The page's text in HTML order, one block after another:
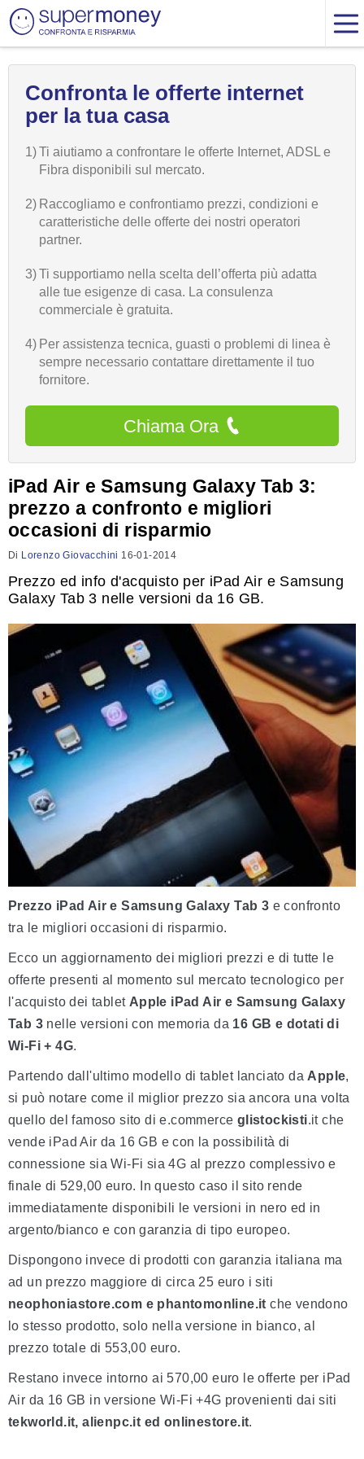
Confronta le offerte internet
per la tua casa
1)Ti aiutiamo a confrontare le offerte Internet, ADSL e
Fibra disponibili sul mercato.
2) Raccogliamo e confrontiamo prezzi, condizioni e
caratteristiche delle offerte dei nostri operatori
partner.
3)Ti supportiamo nella scelta dell’offerta più adatta
alle tue esigenze di casa. La consulenza
commerciale è gratuita.
4) Per assistenza tecnica, guasti o problemi di linea è
sempre necessario contattare direttamente il tuo
fornitore.
Chiama Ora
iPad Air e Samsung Galaxy Tab 3:
prezzo a confronto e migliori
occasioni di risparmio
Di Lorenzo Giovacchini 16-01-2014
Prezzo ed info d'acquisto per iPad Air e Samsung
Galaxy Tab 3 nelle versioni da 16 GB.
Prezzo iPad Air e Samsung Galaxy Tab 3 e confronto
tra le migliori occasioni di risparmio.
Ecco un aggiornamento dei migliori prezzi e di tutte le
offerte presenti al momento sul mercato tecnologico per
l'acquisto dei tablet Apple iPad Air e Samsung Galaxy
Tab 3 nelle versioni con memoria da 16 GB e dotati di
Wi-Fi + 4G.
Partendo dall'ultimo modello di tablet lanciato da Apple,
si può notare come il miglior prezzo sia ancora una volta
quello del famoso sito di e.commerce glistockisti.it che
vende iPad Air da 16 GB e con la possibilità di
connessione sia Wi-Fi sia 4G al prezzo complessivo e
finale di 529,00 euro. In questo caso il sito rende
immediatamente disponibili le versioni in nero ed in
argento/bianco e con garanzia di tipo europeo.
Dispongono invece di prodotti con garanzia italiana ma
ad un prezzo maggiore di circa 25 euro i siti
neophoniastore.com e phantomonline.it che vendono
lo stesso prodotto, solo nella versione in bianco, al
prezzo totale di 553,00 euro.
Restano invece intorno ai 570,00 euro le offerte per iPad
Air da 16 GB in versione Wi-Fi +4G provenienti dai siti
tekworld.it, alienpc.it ed onlinestore.it.